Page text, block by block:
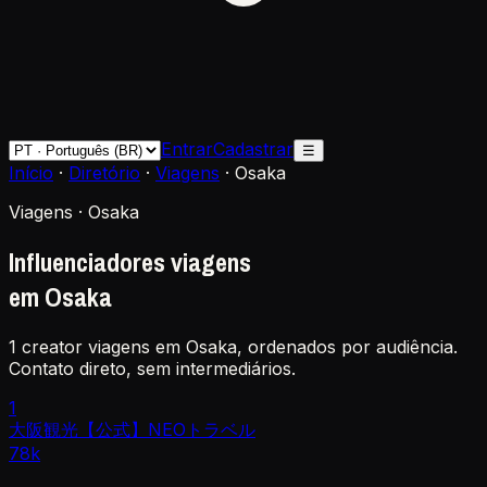
EntrarCadastrar ☰
Início · Diretório · Viagens · Osaka
Viagens · Osaka
Influenciadores viagens
em Osaka
1 creator viagens em Osaka, ordenados por audiência.
Contato direto, sem intermediários.
1
大阪観光【公式】NEOトラベル
78k